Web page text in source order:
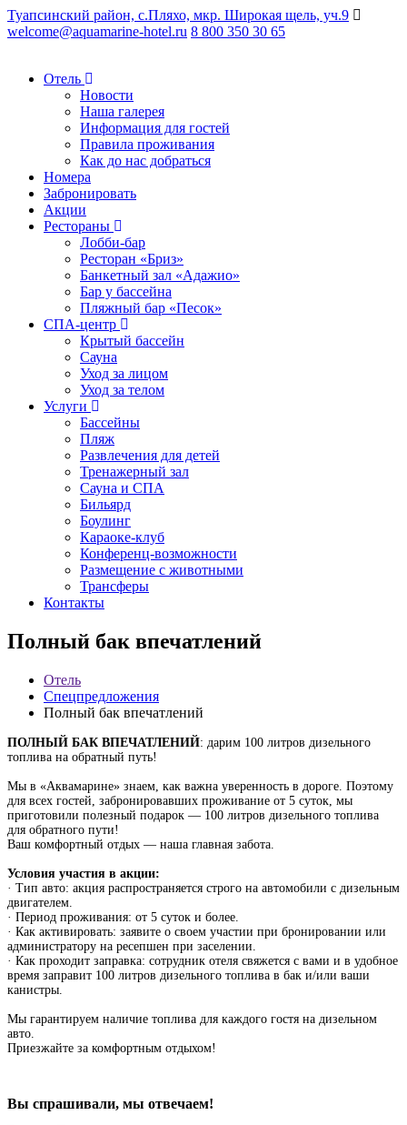
Туапсинский район, с.Пляхо, мкр. Широкая щель, уч.9
welcome@aquamarine-hotel.ru 8 800 350 30 65
Отель
Новости
Наша галерея
Информация для гостей
Правила проживания
Как до нас добраться
Номера
Забронировать
Акции
Рестораны
Лобби-бар
Ресторан «Бриз»
Банкетный зал «Адажио»
Бар у бассейна
Пляжный бар «Песок»
СПА-центр
Крытый бассейн
Сауна
Уход за лицом
Уход за телом
Услуги
Бассейны
Пляж
Развлечения для детей
Тренажерный зал
Сауна и СПА
Бильярд
Боулинг
Караоке-клуб
Конференц-возможности
Размещение с животными
Трансферы
Контакты
Полный бак впечатлений
Отель
Спецпредложения
Полный бак впечатлений
ПОЛНЫЙ БАК ВПЕЧАТЛЕНИЙ: дарим 100 литров дизельного
топлива на обратный путь!
Мы в «Аквамарине» знаем, как важна уверенность в дороге. Поэтому
для всех гостей, забронировавших проживание от 5 суток, мы
приготовили полезный подарок — 100 литров дизельного топлива
для обратного пути!
Ваш комфортный отдых — наша главная забота.
Условия участия в акции:
· Тип авто: акция распространяется строго на автомобили с дизельным
двигателем.
· Период проживания: от 5 суток и более.
· Как активировать: заявите о своем участии при бронировании или
администратору на ресепшен при заселении.
· Как проходит заправка: сотрудник отеля свяжется с вами и в удобное
время заправит 100 литров дизельного топлива в бак и/или ваши
канистры.
Мы гарантируем наличие топлива для каждого гостя на дизельном
авто.
Приезжайте за комфортным отдыхом!
Вы спрашивали, мы отвечаем!